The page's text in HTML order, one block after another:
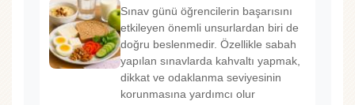
Sınav günü öğrencilerin başarısını
etkileyen önemli unsurlardan biri de
doğru beslenmedir. Özellikle sabah
yapılan sınavlarda kahvaltı yapmak,
dikkat ve odaklanma seviyesinin
korunmasına yardımcı olur